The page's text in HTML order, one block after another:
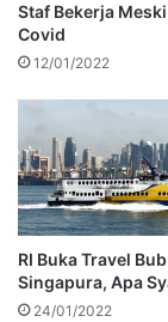
Staf Bekerja
Covid
12/01/2022
RI Buka Travel
Singapura, Apa
24/01/2022